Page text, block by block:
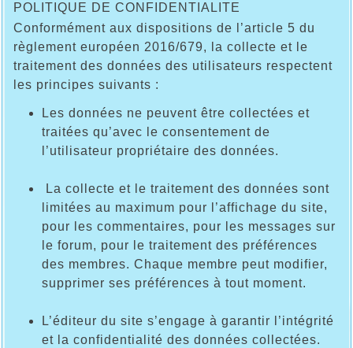
POLITIQUE DE CONFIDENTIALITE
Conformément aux dispositions de l’article 5 du
règlement européen 2016/679, la collecte et le
traitement des données des utilisateurs respectent
les principes suivants :
Les données ne peuvent être collectées et
traitées qu’avec le consentement de
l’utilisateur propriétaire des données.
La collecte et le traitement des données sont
limitées au maximum pour l’affichage du site,
pour les commentaires, pour les messages sur
le forum, pour le traitement des préférences
des membres. Chaque membre peut modifier,
supprimer ses préférences à tout moment.
L’éditeur du site s’engage à garantir l’intégrité
et la confidentialité des données collectées.